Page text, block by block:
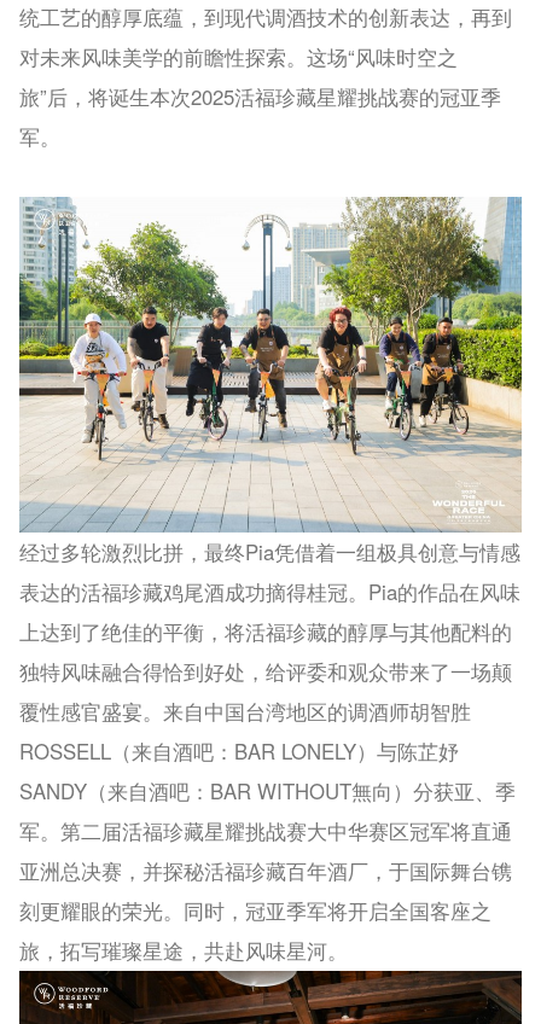
统工艺的醇厚底蕴，到现代调酒技术的创新表达，再到
对未来风味美学的前瞻性探索。这场“风味时空之
旅”后，将诞生本次2025活福珍藏星耀挑战赛的冠亚季
军。
经过多轮激烈比拼，最终Pia凭借着一组极具创意与情感
表达的活福珍藏鸡尾酒成功摘得桂冠。Pia的作品在风味
上达到了绝佳的平衡，将活福珍藏的醇厚与其他配料的
独特风味融合得恰到好处，给评委和观众带来了一场颠
覆性感官盛宴。来自中国台湾地区的调酒师胡智胜
ROSSELL（来自酒吧：BAR LONELY）与陈芷妤
SANDY（来自酒吧：BAR WITHOUT無向）分获亚、季
军。第二届活福珍藏星耀挑战赛大中华赛区冠军将直通
亚洲总决赛，并探秘活福珍藏百年酒厂，于国际舞台镌
刻更耀眼的荣光。同时，冠亚季军将开启全国客座之
旅，拓写璀璨星途，共赴风味星河。